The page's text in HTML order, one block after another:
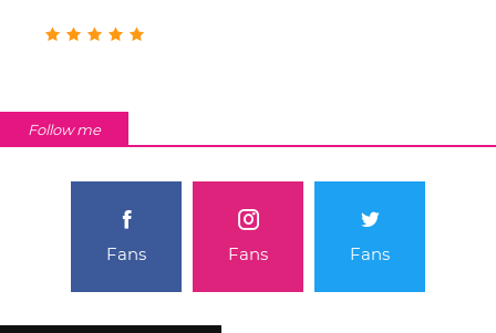
Follow me
Fans Fans Fans